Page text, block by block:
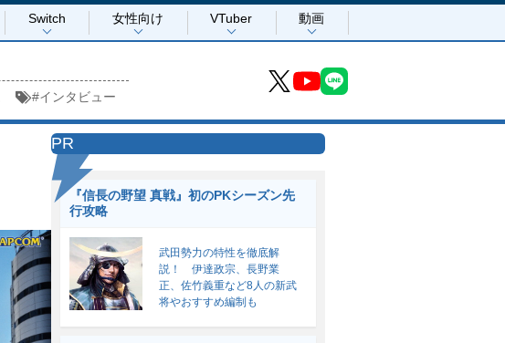
Switch 女性向け VTuber 動画
#インタビュー
PR
『信長の野望 真戦』初のPKシーズン先
行攻略
武田勢力の特性を徹底解
説！ 伊達政宗、長野業
正、佐竹義重など8人の新武
将やおすすめ編制も